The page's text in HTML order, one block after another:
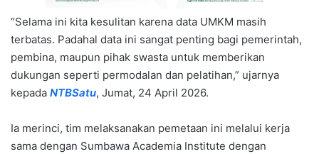
“Selama ini kita kesulitan karena data UMKM masih
terbatas. Padahal data ini sangat penting bagi pemerintah,
pembina, maupun pihak swasta untuk memberikan
dukungan seperti permodalan dan pelatihan,” ujarnya
kepada NTBSatu, Jumat, 24 April 2026.
Ia merinci, tim melaksanakan pemetaan ini melalui kerja
sama dengan Sumbawa Academia Institute dengan